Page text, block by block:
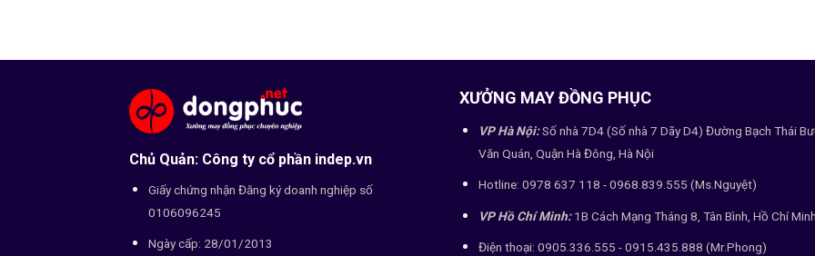
Chủ Quản: Công ty cổ phần indep.vn
Giấy chứng nhận Đăng ký doanh nghiệp số
0106096245
Ngày cấp: 28/01/2013
XƯỞNG MAY ĐỒNG PHỤC
VP Hà Nội:Số nhà 7D4 (Số nhà 7 Dãy D4) Đường Bạch Thái
Văn Quán, Quận Hà Đông, Hà Nội
Hotline: 0978 637 118 - 0968.839.555 (Ms.Nguyệt)
VP Hồ Chí Minh:1B Cách Mạng Tháng 8, Tân Bình, Hồ Chí
Điện thoại: 0905.336.555 - 0915.435.888 (Mr.Phong)